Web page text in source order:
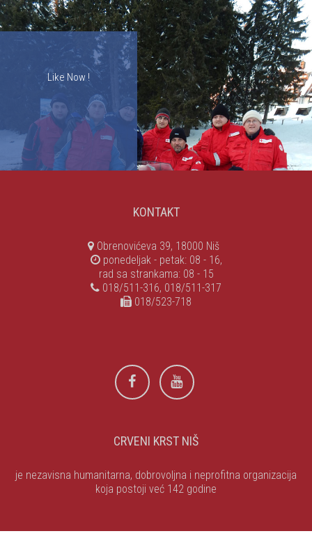
Like Now !
KONTAKT
Obrenovićeva 39, 18000 Niš
ponedeljak - petak: 08 - 16,
rad sa strankama: 08 - 15
018/511-316, 018/511-317
018/523-718
CRVENI KRST NIŠ
je nezavisna humanitarna, dobrovoljna i neprofitna organizacija
koja postoji već 142 godine